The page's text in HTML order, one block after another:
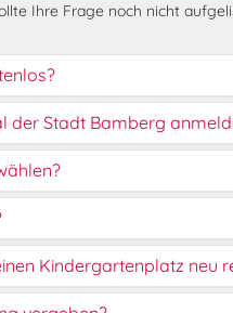
Ihre Frage noch nicht
der Stadt Bamberg
Kindergartenplatz neu